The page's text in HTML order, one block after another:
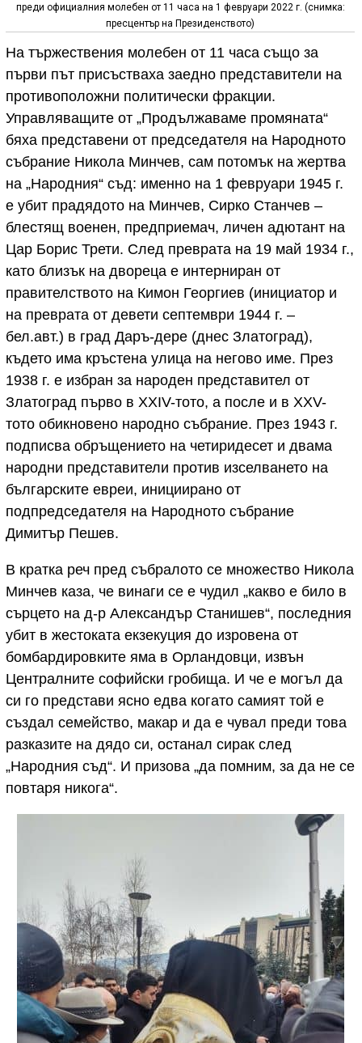
преди официалния молебен от 11 часа на 1 февруари 2022 г. (снимка:
пресцентър на Президенството)
На тържествения молебен от 11 часа също за
първи път присъстваха заедно представители на
противоположни политически фракции.
Управляващите от „Продължаваме промяната“
бяха представени от председателя на Народното
събрание Никола Минчев, сам потомък на жертва
на „Народния“ съд: именно на 1 февруари 1945 г.
е убит прадядото на Минчев, Сирко Станчев –
блестящ военен, предприемач, личен адютант на
Цар Борис Трети. След преврата на 19 май 1934 г.,
като близък на двореца е интерниран от
правителството на Кимон Георгиев (инициатор и
на преврата от девети септември 1944 г. –
бел.авт.) в град Даръ-дере (днес Златоград),
където има кръстена улица на негово име. През
1938 г. е избран за народен представител от
Златоград първо в XXIV-тото, а после и в XXV-
тото обикновено народно събрание. През 1943 г.
подписва обръщението на четиридесет и двама
народни представители против изселването на
българските евреи, инициирано от
подпредседателя на Народното събрание
Димитър Пешев.
В кратка реч пред събралото се множество Никола
Минчев каза, че винаги се е чудил „какво е било в
сърцето на д-р Александър Станишев“, последния
убит в жестоката екзекуция до изровена от
бомбардировките яма в Орландовци, извън
Централните софийски гробища. И че е могъл да
си го представи ясно едва когато самият той е
създал семейство, макар и да е чувал преди това
разказите на дядо си, останал сирак след
„Народния съд“. И призова „да помним, за да не се
повтаря никога“.